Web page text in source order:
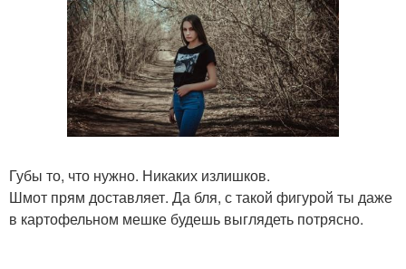
Губы то, что нужно. Никаких излишков.
Шмот прям доставляет. Да бля, с такой фигурой ты даже
в картофельном мешке будешь выглядеть потрясно.